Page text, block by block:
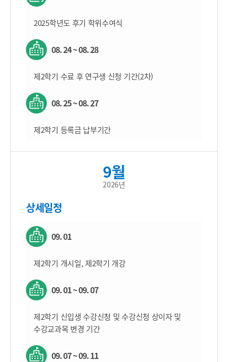
2025학년도 후기 학위수여식
08. 24 ~ 08. 28
제2학기 수료 후 연구생 신청 기간(2차)
08. 25 ~ 08. 27
제2학기 등록금 납부기간
9월
2026년
상세일정
09. 01
제2학기 개시일, 제2학기 개강
09. 01 ~ 09. 07
제2학기 신입생 수강신청 및 수강신청 상이자 및
수강교과목 변경 기간
09. 07 ~ 09. 11